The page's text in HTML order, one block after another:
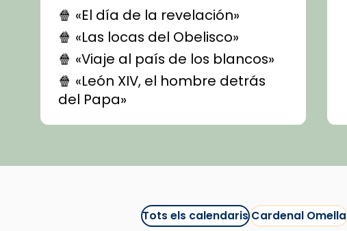
🍿 «El día de la revelación»
🍿 «Las locas del Obelisco»
🍿 «Viaje al país de los blancos»
🍿 «León XIV, el hombre detrás
del Papa»
🍿 «Las ovejas detectives»
recomanacions i prepara una
#CinemaEspiritualitual
@cinemaspiritcatTots els calendarisCardenal Omella